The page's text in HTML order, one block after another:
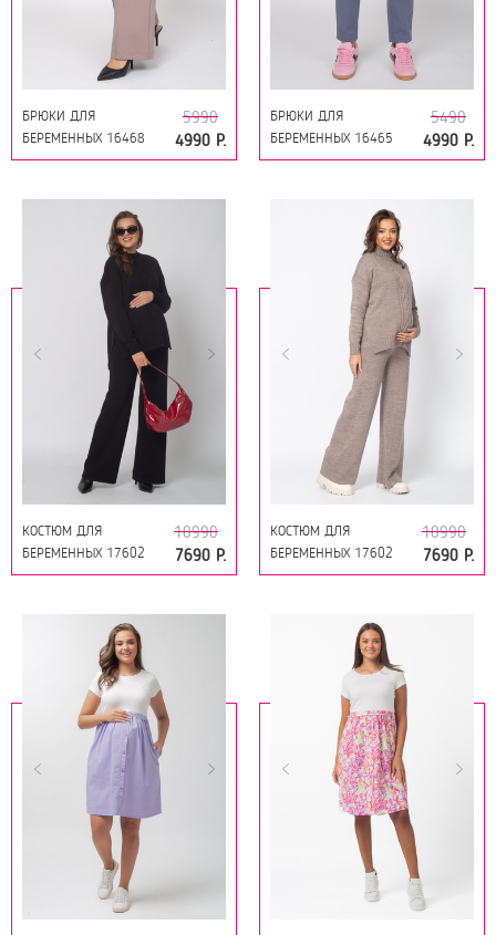
БРЮКИ ДЛЯ
БЕРЕМЕННЫХ 16468
СВЕТЛЫЙ МОККО
5990
4990 Р.
БРЮКИ ДЛЯ
БЕРЕМЕННЫХ 16465
СЕРО-ГОЛУБОЙ
5490
4990 Р.
КОСТЮМ ДЛЯ
БЕРЕМЕННЫХ 17602
ЧЁРНЫЙ
10990
7690 Р.
КОСТЮМ ДЛЯ
БЕРЕМЕННЫХ 17602
КОФЕЙНЫЙ
10990
7690 Р.